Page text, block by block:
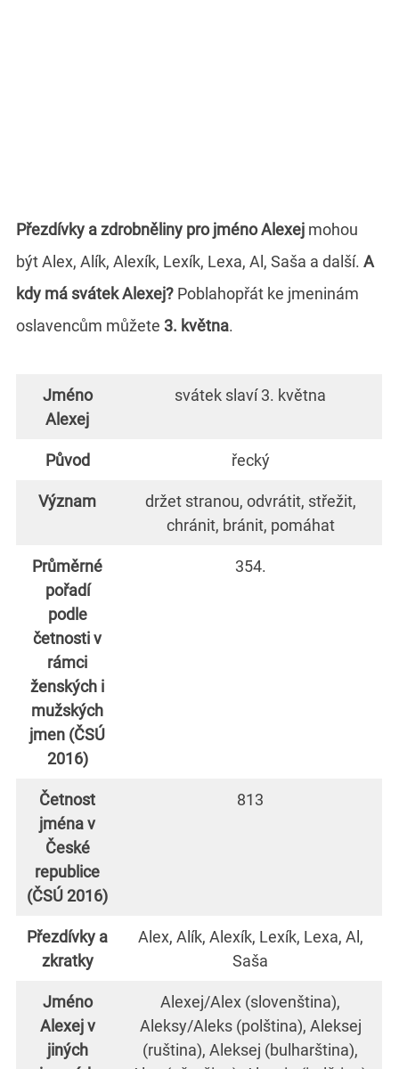
Přezdívky a zdrobněliny pro jméno Alexej mohou
být Alex, Alík, Alexík, Lexík, Lexa, Al, Saša a další. A
kdy má svátek Alexej? Poblahopřát ke jmeninám
oslavencům můžete 3. května.
Jméno
Alexej
svátek slaví 3. května
Původ řecký
Význam
držet stranou, odvrátit, střežit,
chránit, bránit, pomáhat
Průměrné
pořadí
podle
četnosti v
rámci
ženských i
mužských
jmen (ČSÚ
2016)
354.
Četnost
jména v
České
republice
(ČSÚ 2016)
813
Přezdívky a
zkratky
Alex, Alík, Alexík, Lexík, Lexa, Al,
Saša
Jméno
Alexej v
jiných
Alexej/Alex (slovenština),
Aleksy/Aleks (polština), Aleksej
(ruština), Aleksej (bulharština),